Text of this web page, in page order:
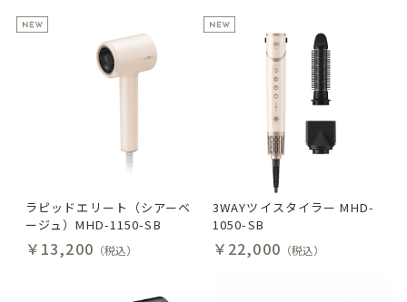
ラピッドエリート（シアーベ
ージュ）MHD-1150-SB
￥13,200 （税込）
3WAYツイスタイラー MHD-
1050-SB
￥22,000 （税込）